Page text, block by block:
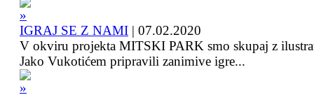
IGRAJ SE Z NAMI | 07.02.2020
V okviru projekta MITSKI PARK smo skupaj z
Jako Vukotićem pripravili zanimive igre...